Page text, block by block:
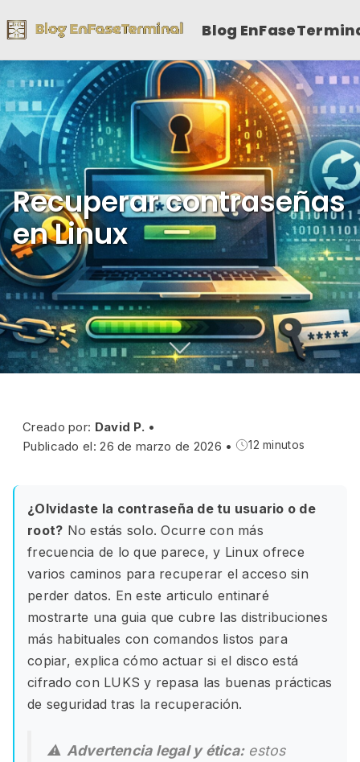
Blog
Recuperar contraseñas
en Linux
Creado por: David P. •
Publicado el: 26 de marzo de 2026 • 12 minutos
¿Olvidaste la contraseña de tu usuario o de
root? No estás solo. Ocurre con más
frecuencia de lo que parece, y Linux ofrece
varios caminos para recuperar el acceso sin
perder datos. En este articulo entinaré
mostrarte una guia que cubre las distribuciones
más habituales con comandos listos para
copiar, explica cómo actuar si el disco está
cifrado con LUKS y repasa las buenas prácticas
de seguridad tras la recuperación.
⚠️ Advertencia legal y ética:estos